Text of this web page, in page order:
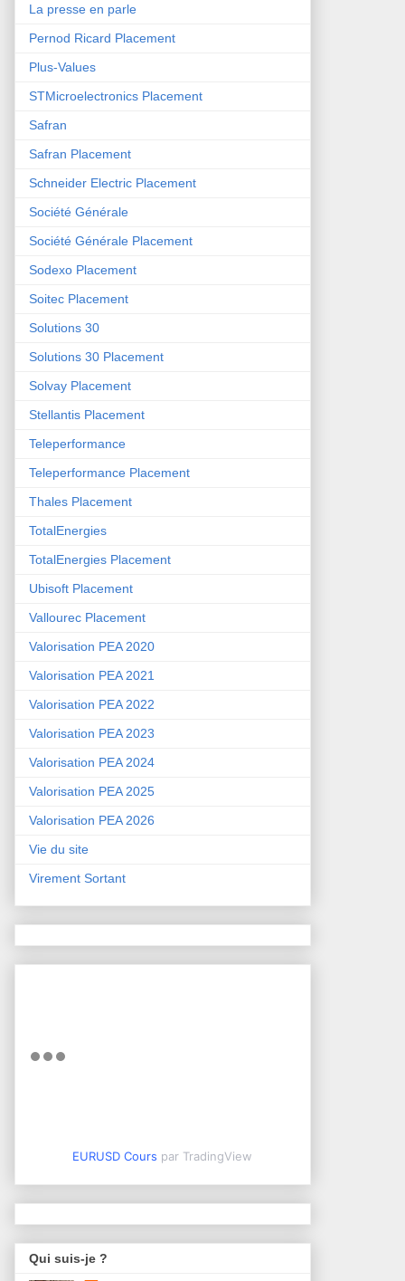
La presse en parle
Pernod Ricard Placement
Plus-Values
STMicroelectronics Placement
Safran
Safran Placement
Schneider Electric Placement
Société Générale
Société Générale Placement
Sodexo Placement
Soitec Placement
Solutions 30
Solutions 30 Placement
Solvay Placement
Stellantis Placement
Teleperformance
Teleperformance Placement
Thales Placement
TotalEnergies
TotalEnergies Placement
Ubisoft Placement
Vallourec Placement
Valorisation PEA 2020
Valorisation PEA 2021
Valorisation PEA 2022
Valorisation PEA 2023
Valorisation PEA 2024
Valorisation PEA 2025
Valorisation PEA 2026
Vie du site
Virement Sortant
EURUSD Cours par TradingView
Qui suis-je ?